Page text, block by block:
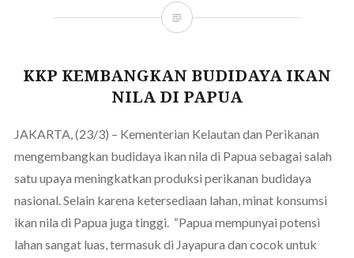
KKP KEMBANGKAN BUDIDAYA IKAN
NILA DI PAPUA
JAKARTA, (23/3) – Kementerian Kelautan dan Perikanan
mengembangkan budidaya ikan nila di Papua sebagai salah
satu upaya meningkatkan produksi perikanan budidaya
nasional. Selain karena ketersediaan lahan, minat konsumsi
ikan nila di Papua juga tinggi. “Papua mempunyai potensi
lahan sangat luas, termasuk di Jayapura dan cocok untuk